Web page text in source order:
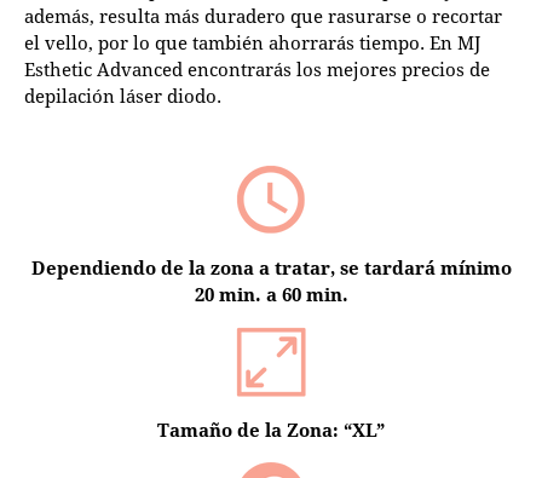
además, resulta más duradero que rasurarse o recortar
el vello, por lo que también ahorrarás tiempo. En MJ
Esthetic Advanced encontrarás los mejores precios de
depilación láser diodo.
Dependiendo de la zona a tratar, se tardará mínimo
20 min. a 60 min.
Tamaño de la Zona: “XL”